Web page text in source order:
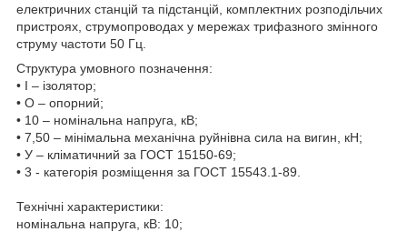
електричних станцій та підстанцій, комплектних розподільчих
пристроях, струмопроводах у мережах трифазного змінного
струму частоти 50 Гц.
Структура умовного позначення:
• І – ізолятор;
• О – опорний;
• 10 – номінальна напруга, кВ;
• 7,50 – мінімальна механічна руйнівна сила на вигин, кН;
• У – кліматичний за ГОСТ 15150-69;
• 3 - категорія розміщення за ГОСТ 15543.1-89.
Технічні характеристики:
номінальна напруга, кВ: 10;